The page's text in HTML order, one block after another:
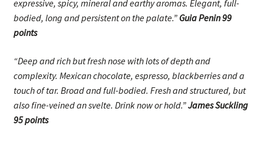
expressive, spicy, mineral and earthy aromas. Elegant, full-
bodied, long and persistent on the palate.” Guia Penin 99
points
“Deep and rich but fresh nose with lots of depth and
complexity. Mexican chocolate, espresso, blackberries and a
touch of tar. Broad and full-bodied. Fresh and structured, but
also fine-veined an svelte. Drink now or hold.”James Suckling
95 points